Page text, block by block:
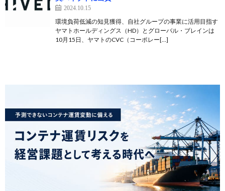
2024.10.15
環境負荷低減の知見獲得、自社グループの事業に活用目指す
ヤマトホールディングス（HD）とグローバル・ブレインは
10月15日、ヤマトのCVC（コーポレー[…]